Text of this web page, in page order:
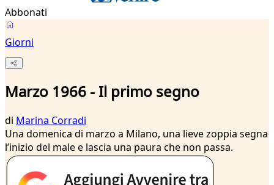
Abbonati
Giorni
Marzo 1966 - Il primo segno
di Marina Corradi
Una domenica di marzo a Milano, una lieve zoppia segna
l’inizio del male e lascia una paura che non passa.